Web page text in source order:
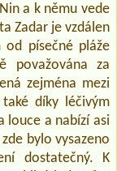
a k němu vede
Zadar je vzdálen
písečné pláže
považována za
zejména mezi
díky léčivým
louce a nabízí asi
bylo vysazeno
dostatečný. K